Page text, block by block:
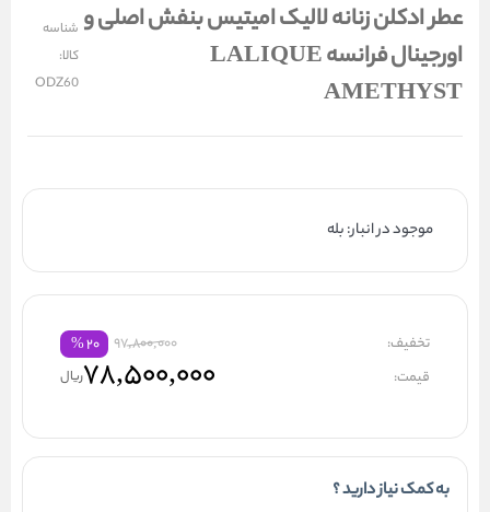
عطر ادکلن زنانه لالیک امیتیس بنفش اصلی و
اورجینال فرانسه LALIQUE
AMETHYST
شناسه
کالا:
ODZ60
موجود در انبار: بله
تخفیف: 97,800,000 ۲۰%
قیمت:
۷۸,۵۰۰,۰۰۰ریال
به کمک نیاز دارید ؟